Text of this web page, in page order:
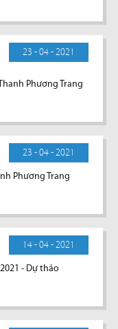
23 - 04 - 2021
Phương Trang
23 - 04 - 2021
Phương Trang
14 - 04 - 2021
- Dự thảo